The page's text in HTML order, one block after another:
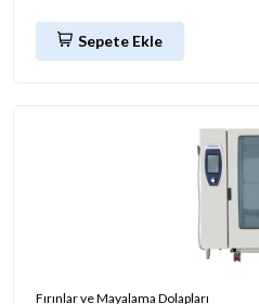
Sepete Ekle
Fırınlar ve Mayalama Dolapları